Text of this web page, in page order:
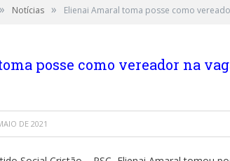
» Notícias » Elienai Amaral toma posse como
posse como vereador na
DE 2021